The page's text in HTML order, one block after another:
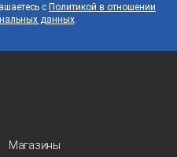
с Политикой в отношении
данных.
Магазины